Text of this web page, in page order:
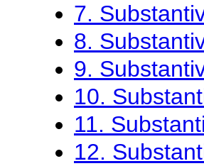
7.
8.
9.
10.
11.
12.